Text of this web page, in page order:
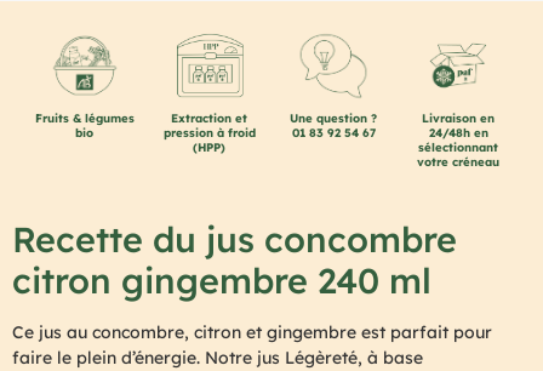
Fruits & légumes
bio
Extraction et
pression à froid
(HPP)
Une question ?
01 83 92 54 67
Livraison en
24/48h en
sélectionnant
votre créneau
Recette du jus concombre
citron gingembre 240 ml
Ce jus au concombre, citron et gingembre est parfait pour
faire le plein d’énergie. Notre jus Légèreté, à base